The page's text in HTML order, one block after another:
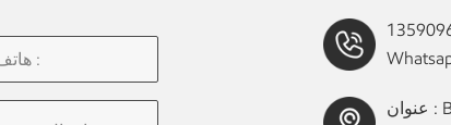
عنوان : Building B, Industrial Avenue Middle No. 1 ,